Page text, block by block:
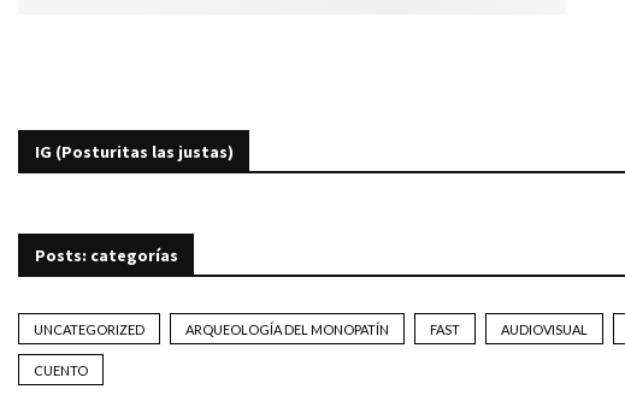
IG (Posturitas las justas)
Posts: categorías
UNCATEGORIZED ARQUEOLOGÍA DEL MONOPATÍN FAST AUDIOVISUAL
CUENTO